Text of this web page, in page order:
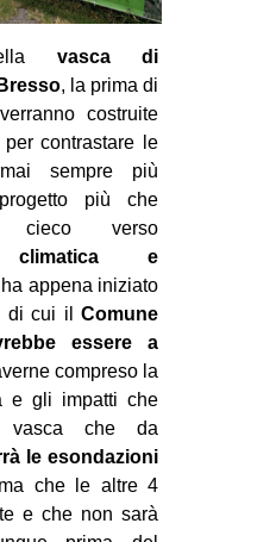
ORIENTE
vasca di
, la prima di
costruite
contrastare le
sempre più
più che
cieco verso
climatica e
appena iniziato
di cui il Comune
essere a
compreso la
e gli impatti che
vasca che da
le esondazioni
che le altre 4
e che non sarà